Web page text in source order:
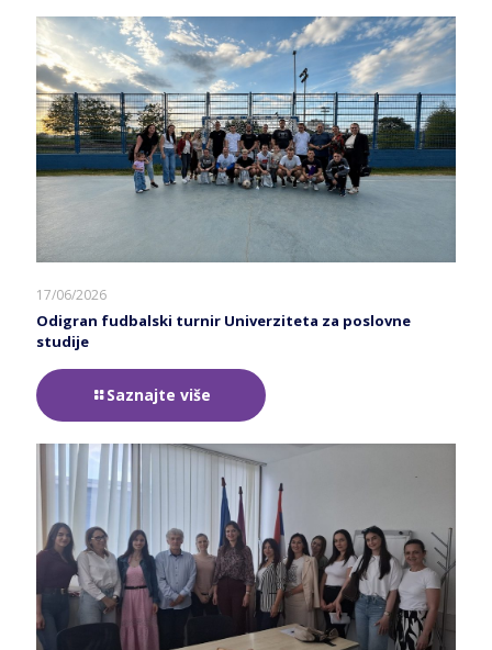
17/06/2026
Odigran fudbalski turnir Univerziteta za poslovne
studije
Saznajte više